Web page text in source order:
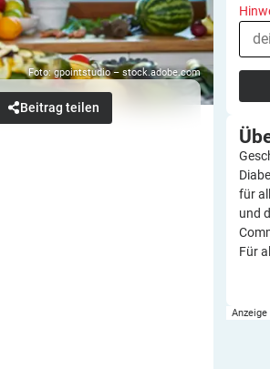
Foto: gpointstudio – stock.adobe.com
Beitrag teilen
für
und
Für